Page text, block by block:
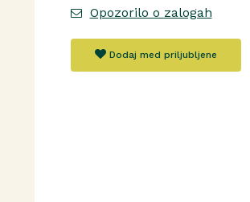
Opozorilo o zalogah
Dodaj med priljubljene